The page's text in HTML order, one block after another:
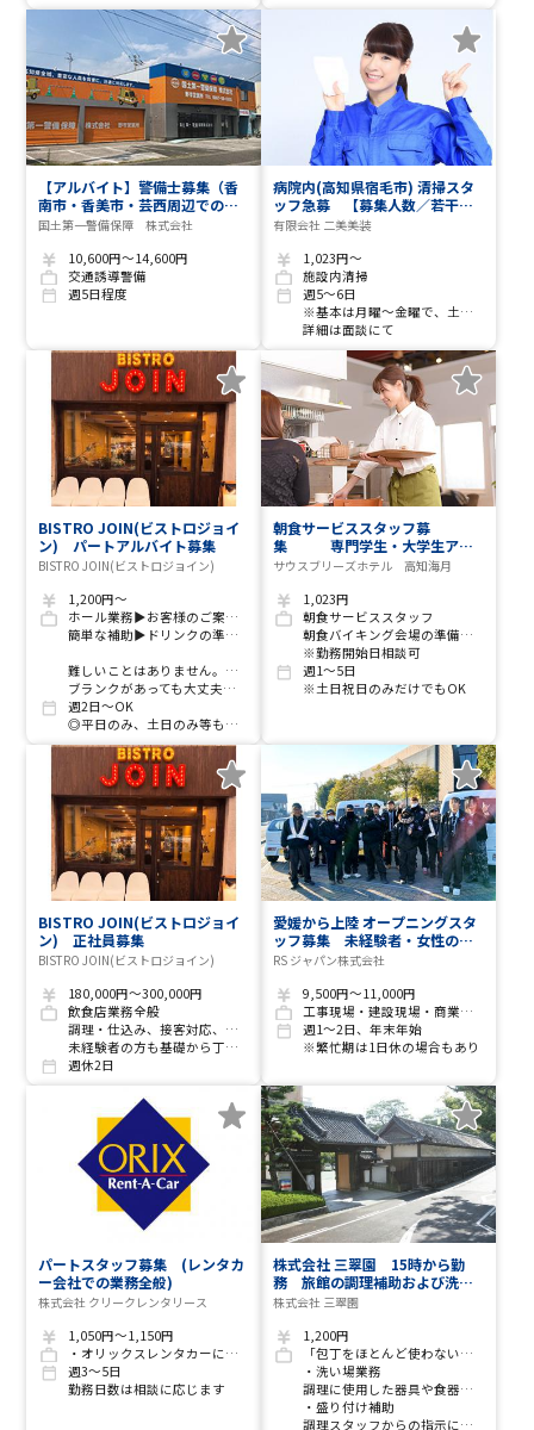
【アルバイト】警備士募集（香
南市・香美市・芸西周辺でのお
仕事です）
国土第一警備保障 株式会社
10,600円～14,600円
交通誘導警備
週5日程度
病院内(高知県宿毛市) 清掃スタ
ッフ急募 【募集人数／若干
名】
有限会社 二美美装
1,023円～
施設内清掃
週5～6日
※基本は月曜～金曜で、土日出勤の場合あり
詳細は面談にて
BISTRO JOIN(ビストロジョイ
ン) パートアルバイト募集
BISTRO JOIN(ビストロジョイン)
1,200円～
ホール業務▶お客様のご案内、注文取り、お料理の配膳・片付け。
簡単な補助▶ドリンクの準備や、キッチンでの盛り付けのサポート、洗い場など。
難しいことはありません。大切なのは「丁寧なおもてなしの心」です。
ブランクがあっても大丈夫！ まずは笑顔で「いらっしゃいませ」が言えれば100点です
週2日～OK
◎平日のみ、土日のみ等も相談可
朝食サービススタッフ募
集 専門学生・大学生アル
バイト歓迎 年令、経験、
サウスブリーズホテル 高知海月
1,023円
朝食サービススタッフ
朝食バイキング会場の準備・料理提供・片付け等のお仕事です
※勤務開始日相談可
週1～5日
※土日祝日のみだけでもOK
BISTRO JOIN(ビストロジョイ
ン) 正社員募集
BISTRO JOIN(ビストロジョイン)
180,000円～300,000円
飲食店業務全般
調理・仕込み、接客対応、買い出し、店舗運営に関わる業務全般
未経験者の方も基礎から丁寧に指導します
週休2日
愛媛から上陸 オープニングスタ
ッフ募集 未経験者・女性の方
も大歓迎！
RS ジャパン株式会社
9,500円～11,000円
工事現場・建設現場・商業施設での交通誘導や監視員のお仕事です
週1～2日、年末年始
※繁忙期は1日休の場合もあり
パートスタッフ募集 (レンタカ
ー会社での業務全般)
株式会社 クリークレンタリース
1,050円～1,150円
・オリックスレンタカーに関する業務全般
週3～5日
勤務日数は相談に応じます
株式会社 三翠園 15時から勤
務 旅館の調理補助および洗い
場スタッフ募集
株式会社 三翠園
1,200円
「包丁をほとんど使わない簡単な作業です！」
・洗い場業務
調理に使用した器具や食器などの洗浄をお願いします。パッと洗って片付ける手洗いの作業が中心となります。
・盛り付け補助
調理スタッフからの指示に合わせて、小鉢などへ簡単な盛り付けや器の準備をお願いします。